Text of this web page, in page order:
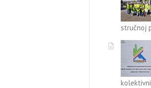
stručnoj